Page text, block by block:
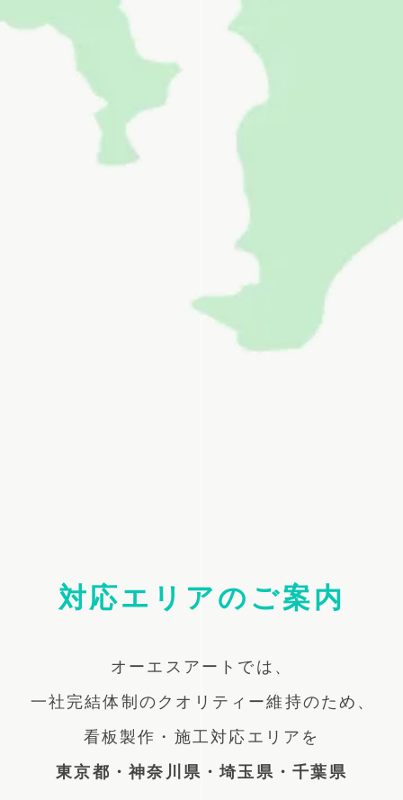
対応エリアのご案内
オーエスアートでは、
一社完結体制のクオリティー維持のため、
看板製作・施工対応エリアを
東京都・神奈川県・埼玉県・千葉県